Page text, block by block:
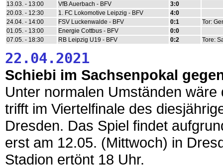
13.03. - 13:00
VfB Auerbach - BFV
3:0
20.03. - 12:30
1. FC Lokomotive Leipzig - BFV
4:0
24.04. - 14:00
FSV Luckenwalde - BFV 0:1
Tor:
01.05. - 13:00
Energie Cottbus - BFV
0:0
07.05. - 18:30
RB Leipzig U19 - BFV 0:2 Tore:
22.04.2021
Schiebi im Sachsenpokal
Unter normalen Umständen
trifft im Viertelfinale des
Dresden. Das Spiel findet
erst am 12.05. (Mittwoch) in
Stadion ertönt 18 Uhr.